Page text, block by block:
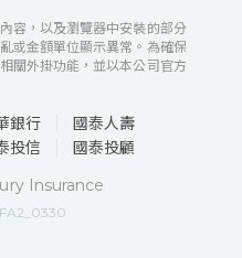
容，以及瀏覽器中安裝的部分
或金額單位顯示異常。為確保
關外掛功能，並以本公司官方
銀行
國泰人壽
投信
國泰投顧
Insurance